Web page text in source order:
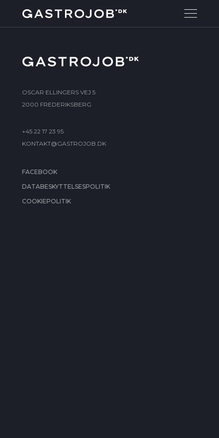
OSCAR ELLINGERS VEJ 5
2000 FREDERIKSBERG
+45 22 17 23 95
KONTAKT@GASTROJOB.DK
FACEBOOK
DATABESKYTTELSESPOLITIK
COOKIEPOLITIK